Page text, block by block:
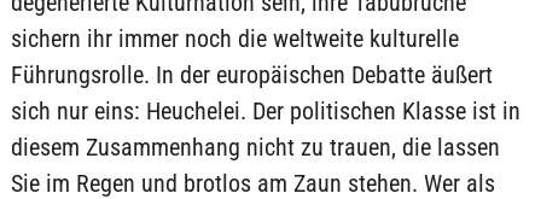
sichern ihr immer noch die weltweite kulturelle
Führungsrolle. In der europäischen Debatte äußert
sich nur eins: Heuchelei. Der politischen Klasse ist in
diesem Zusammenhang nicht zu trauen, die lassen
Sie im Regen und brotlos am Zaun stehen. Wer als